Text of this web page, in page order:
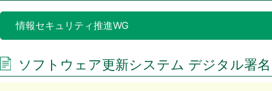
情報セキュリティ推進WG
ソフトウェア更新システム デジタル署